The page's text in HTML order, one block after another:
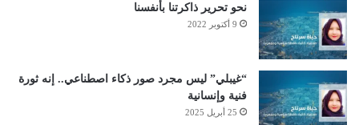
نحو تحرير ذاكرتنا بأنفسنا
9 أكتوبر 2022
“غيبلي” ليس مجرد صور ذكاء اصطناعي.. إنه ثورة
فنية وإنسانية
25 أبريل 2025